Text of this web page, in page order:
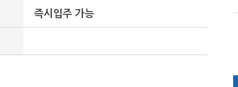
즉시입주 가능